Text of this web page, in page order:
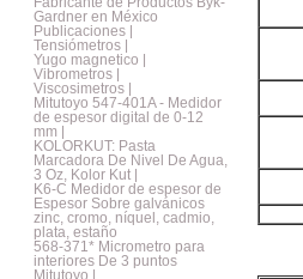
Gardner en México
Publicaciones |
Tensiómetros |
Yugo magnetico |
Vibrometros |
Viscosimetros |
Mitutoyo 547-401A - Medidor
de espesor digital de 0-12
mm |
KOLORKUT: Pasta
Marcadora De Nivel De Agua,
3 Oz, Kolor Kut |
K6-C Medidor de espesor de
Espesor Sobre galvánicos
zinc, cromo, níquel, cadmio,
plata, estaño
568-371* Micrometro para
interiores De 3 puntos
Mitutoyo |